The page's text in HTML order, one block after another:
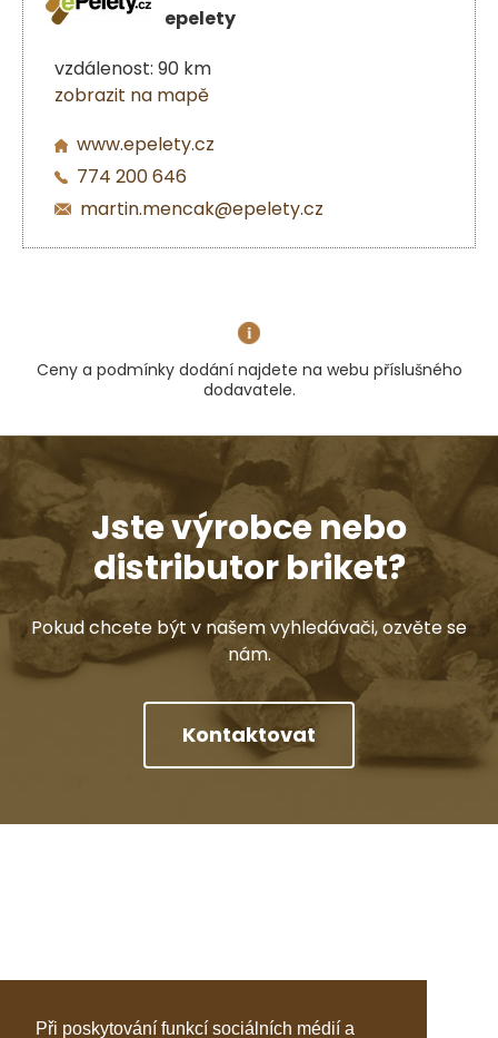
Při poskytování funkcí sociálních médií a
epelety
vzdálenost: 90 km
zobrazit na mapě
www.epelety.cz
774 200 646
martin.mencak@epelety.cz
Ceny a podmínky dodání najdete na webu příslušného
dodavatele.
Jste výrobce nebo
distributor briket?
Pokud chcete být v našem vyhledávači, ozvěte se
nám.
Kontaktovat